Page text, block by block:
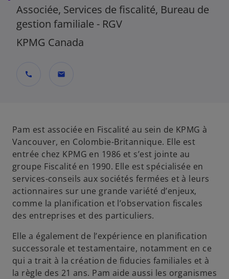
Associée, Services de fiscalité, Bureau de
gestion familiale - RGV
KPMG Canada
call mail
Pam est associée en Fiscalité au sein de KPMG à
Vancouver, en Colombie-Britannique. Elle est
entrée chez KPMG en 1986 et s’est jointe au
groupe Fiscalité en 1990. Elle est spécialisée en
services-conseils aux sociétés fermées et à leurs
actionnaires sur une grande variété d’enjeux,
comme la planification et l’observation fiscales
des entreprises et des particuliers.
Elle a également de l’expérience en planification
successorale et testamentaire, notamment en ce
qui a trait à la création de fiducies familiales et à
la règle des 21 ans. Pam aide aussi les organismes